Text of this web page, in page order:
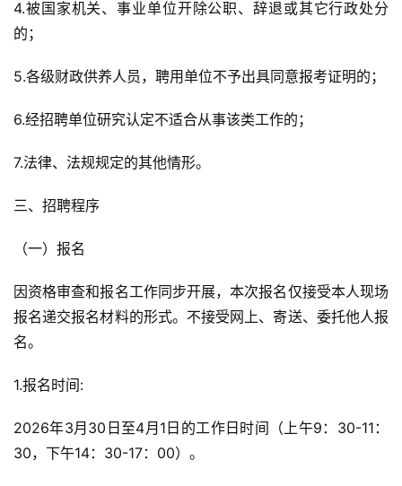
4.被国家机关、事业单位开除公职、辞退或其它行政处分
的；
5.各级财政供养人员，聘用单位不予出具同意报考证明的；
6.经招聘单位研究认定不适合从事该类工作的；
7.法律、法规规定的其他情形。
三、招聘程序
（一）报名
因资格审查和报名工作同步开展，本次报名仅接受本人现场
报名递交报名材料的形式。不接受网上、寄送、委托他人报
名。
1.报名时间:
2026年3月30日至4月1日的工作日时间（上午9：30-11：
30，下午14：30-17：00）。